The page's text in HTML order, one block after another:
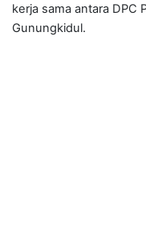
kerja sama antara DPC
Gunungkidul.